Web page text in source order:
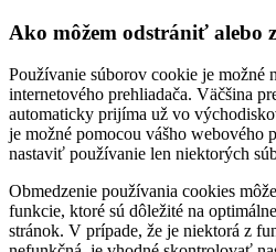
Ako môžem odstrániť alebo
Používanie súborov cookie je možné
internetového prehliadača. Väčšina
automaticky prijíma už vo
je možné pomocou vášho webového
nastaviť používanie len niektorých
Obmedzenie používania cookies
funkcie, ktoré sú dôležité na
stránok. V prípade, že je niektorá z